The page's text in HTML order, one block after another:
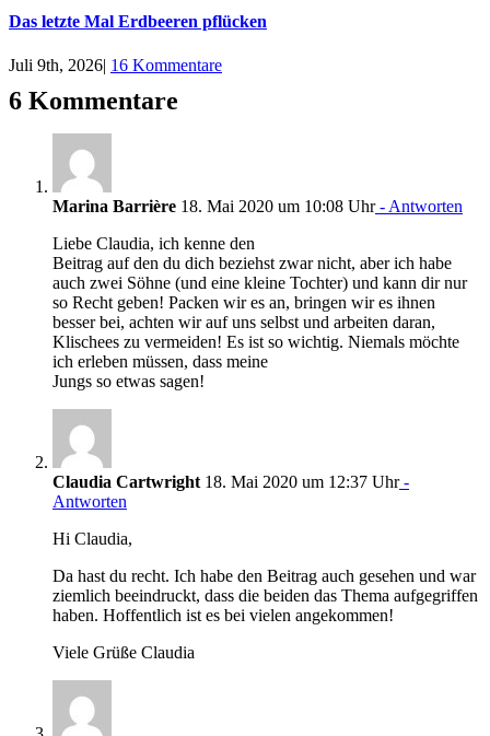
Das letzte Mal Erdbeeren pflücken
Juli 9th, 2026| 16 Kommentare
6 Kommentare
Marina Barrière 18. Mai 2020 um 10:08 Uhr- Antworten
Liebe Claudia, ich kenne den
Beitrag auf den du dich beziehst zwar nicht, aber ich habe
auch zwei Söhne (und eine kleine Tochter) und kann dir nur
so Recht geben! Packen wir es an, bringen wir es ihnen
besser bei, achten wir auf uns selbst und arbeiten daran,
Klischees zu vermeiden! Es ist so wichtig. Niemals möchte
ich erleben müssen, dass meine
Jungs so etwas sagen!
Claudia Cartwright 18. Mai 2020 um 12:37 Uhr-
Antworten
Hi Claudia,
Da hast du recht. Ich habe den Beitrag auch gesehen und war
ziemlich beeindruckt, dass die beiden das Thema aufgegriffen
haben. Hoffentlich ist es bei vielen angekommen!
Viele Grüße Claudia